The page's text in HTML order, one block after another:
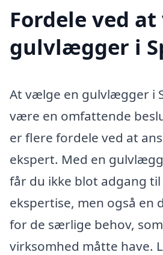
Fordele ved
gulvlægger i
At vælge en gulvlægger i
være en omfattende
er flere fordele ved at
ekspert. Med en
får du ikke blot adgang
ekspertise, men også en
for de særlige behov,
virksomhed måtte have.